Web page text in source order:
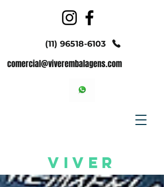
(11) 96518-6103
comercial@viverembalagens.com
VIVER